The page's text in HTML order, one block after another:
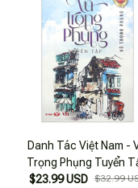
Danh Tác Việt Nam -
Trọng Phụng Tuyển
(Tái Bản 2024)
$23.99 USD $32.99